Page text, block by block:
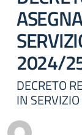
2024/
DECRETO
IN